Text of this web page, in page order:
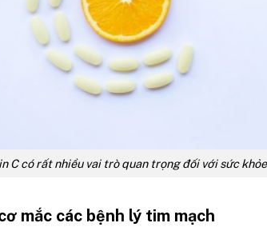
C có rất nhiều vai trò quan trọng đối với sức khỏe
mắc các bệnh lý tim mạch